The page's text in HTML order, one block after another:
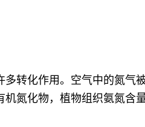
转化作用。空气中的氮气
氮化物，植物组织氨氮含